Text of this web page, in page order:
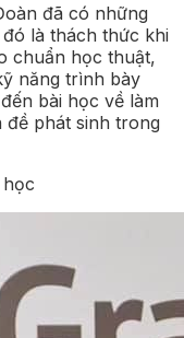
đã có những
là thách thức khi
chuẩn học thuật,
năng trình bày
bài học về làm
phát sinh trong